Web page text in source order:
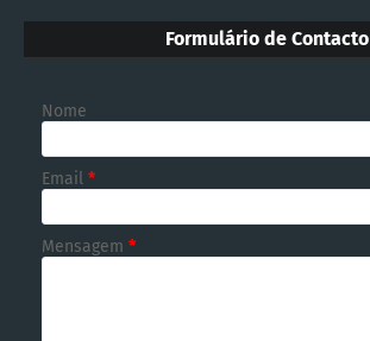
Formulário de Contacto
Nome
Email *
Mensagem *